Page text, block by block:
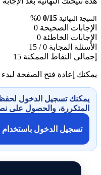
النتيجة النهائية 0/15
0%
الإجابات الصحيحة 0
الإجابات الخاطئة 0
الأسئلة المجابة 0 / 15
إجمالي النقاط الممكنة 15
يمكنك إعادة فتح الصفحة
يمكنك تسجيل الدخول
المتكررة، والحصول على
تسجيل الدخول باستخدام Google